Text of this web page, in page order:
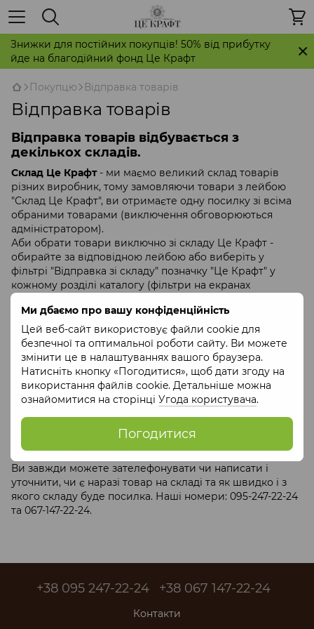
Ми дбаємо про вашу конфіденційність
Цей веб-сайт використовує файли cookie для
безпечної та оптимальної роботи сайту. Ви можете
змінити це в налаштуваннях вашого браузера.
Натисніть кнопку «Погодитися», щоб дати згоду на
використання файлів cookie. Детальніше можна
ознайомитися на сторінці Угода користувача.
Погодитися
Знижки для постійних покупців! 50% від прибутку
йде на благодійний фонд Це Крафт
Покупцю Відправка товарів
Відправка товарів
Відправка товарів відбувається з
декількох складів.
Склад Це Крафт- ми маємо великий склад товарів
різних виробник, тому замовляючи товари з лейбою
"Склад Це Крафт", ви отримаєте одну посилку зі всіма
обраними товарами (виключення обговорюються
адміністратором).
Аби обрати товари виключно зі складу Це Крафт -
обирайте за відповідною лейбою або виберіть у
фільтрі "Відправка зі складу" позначку "Це Крафт" у
кожному розділі каталогу (фільтри на екранах
мобільних телефонів скриті, на екранах комп'ютерів -
зліва).
Інші склади- це відправка від виробника. Такі товари
відправляються безпосередньо від виробників, через
те, що вони можуть вироблятися під замовлення або
мають специфічні умови зберігання.
Якщо у вашому кошику товари різних
виробників і без лейби "Склад Це Крафт", то ваше
замовлення доставлятиметься декількома посилками.
У такому випадку строки доставки і кількість посилок з
вами узгодить наш менеджер.
Ви завжди можете зателефонувати чи написати і
уточнити, чи є наразі товар на складі та як швидко і з
якого складу буде посилка. Наші номери: 095-247-22-24
та 067-147-22-24.
+38 095 247-22-24 +38 067 147-22-24
Контакти